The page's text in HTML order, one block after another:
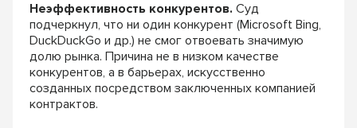
Неэффективность конкурентов. Суд
подчеркнул, что ни один конкурент (Microsoft Bing,
DuckDuckGo и др.) не смог отвоевать значимую
долю рынка. Причина не в низком качестве
конкурентов, а в барьерах, искусственно
созданных посредством заключенных компанией
контрактов.